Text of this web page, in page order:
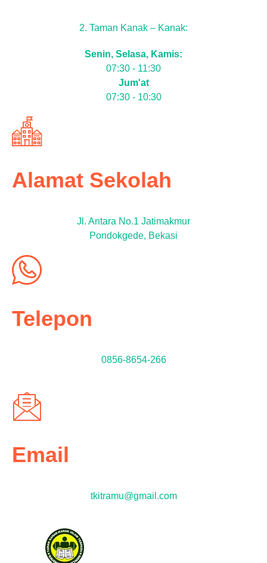
2. Taman Kanak – Kanak:
Senin, Selasa, Kamis:
07:30 - 11:30
Jum'at
07:30 - 10:30
Alamat Sekolah
Jl. Antara No.1 Jatimakmur
Pondokgede, Bekasi
Telepon
0856-8654-266
Email
tkitramu@gmail.com